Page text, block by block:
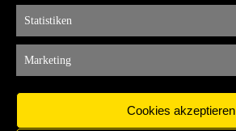
Statistiken
Marketing
Cookies akzeptieren
ARCHIV
ARCHIV